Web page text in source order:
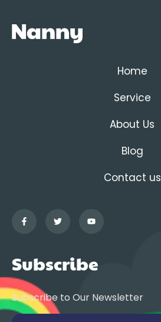
Home
Service
About Us
Blog
Contact us
Subscribe
Subscribe to Our Newsletter